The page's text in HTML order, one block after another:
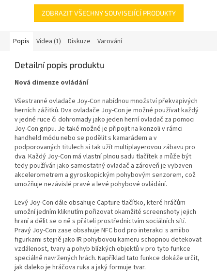
ZOBRAZIT VŠECHNY SOUVISEJÍCÍ PRODUKTY
Popis Videa (1) Diskuze Varování
Detailní popis produktu
Nová dimenze ovládání
Všestranné ovladače Joy-Con nabídnou množství překvapivých
herních zážitků. Dva ovladače Joy-Con je možné používat každý
v jedné ruce či dohromady jako jeden herní ovladač za pomoci
Joy-Con gripu. Je také možné je připojit na konzoli v rámci
handheld módu nebo se podělit s kamarádem a v
podporovaných titulech si tak užít multiplayerovou zábavu pro
dva. Každý Joy-Con má vlastní plnou sadu tlačítek a může být
tedy používán jako samostatný ovladač a zároveň je vybaven
akcelerometrem a gyroskopickým pohybovým senzorem, což
umožňuje nezávislé pravé a levé pohybové ovládání.
Levý Joy-Con dále obsahuje Capture tlačítko, které hráčům
umožní jedním kliknutím pořizovat okamžité screenshoty jejich
hraní a dělit se o ně s přáteli prostřednictvím sociálních sítí.
Pravý Joy-Con zase obsahuje NFC bod pro interakci s amiibo
figurkami stejně jako IR pohybovou kameru schopnou detekovat
vzdálenost, tvary a pohyb blízkých objektů v pro tyto funkce
speciálně navržených hrách. Například tato funkce dokáže určit,
jak daleko je hráčova ruka a jaký formuje tvar.